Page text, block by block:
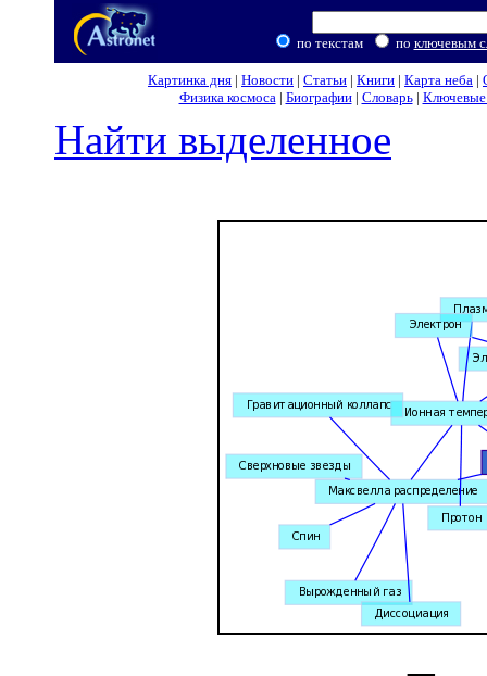
по текстам по ключевым
Картинка дня | Новости | Статьи | Книги | Карта неба |
Физика космоса| Биографии| Словарь| Ключевые
Найти выделенное